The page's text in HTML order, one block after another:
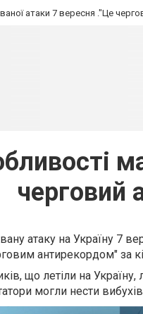
атаки 7 вересня ."Це
черговий
атаку на Україну 7
антирекордом" за
що летіли на
могли нести